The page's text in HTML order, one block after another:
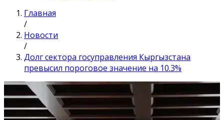
Главная
/
Новости
/
Долг сектора госуправления Кыргызстана
превысил пороговое значение на 10.3%